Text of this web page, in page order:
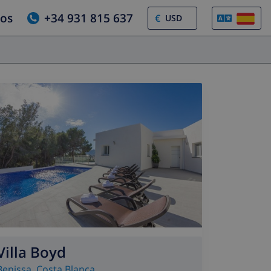
+34 931 815 637 €
Boyd